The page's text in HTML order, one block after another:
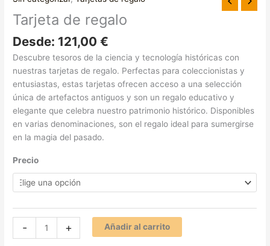
Tarjeta de regalo
Desde: 121,00€
Descubre tesoros de la ciencia y tecnología históricas con
nuestras tarjetas de regalo. Perfectas para coleccionistas y
entusiastas, estas tarjetas ofrecen acceso a una selección
única de artefactos antiguos y son un regalo educativo y
elegante que celebra nuestro patrimonio histórico. Disponibles
en varias denominaciones, son el regalo ideal para sumergirse
en la magia del pasado.
Precio
- + Añadir al carrito